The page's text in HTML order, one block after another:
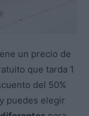
un precio de
que tarda 1
del 50%
puedes elegir